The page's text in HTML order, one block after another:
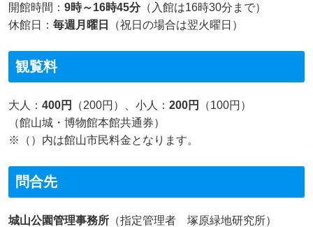
開館時間： 9時～16時45分（入館は16時30分まで）
休館日： 毎週月曜日 （祝日の場合は翌火曜日）
観覧料
大人： 400円 （200円）、小人： 200円
（100円）
（館山城・博物館本館共通券）
※（）内は館山市民料金となります。
問合先
城山公園管理事務所 （指定管理者 塚原緑地研究所）